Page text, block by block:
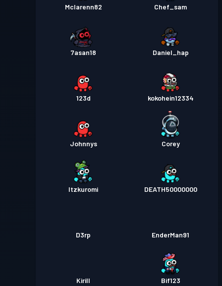
Mclarenn82 Chef_sam
7asan18 Daniel_hap
123d kokohein12334
Johnnys Corey
Itzkuromi DEATH50000000
D3rp EnderMan91
Kirill Bif123